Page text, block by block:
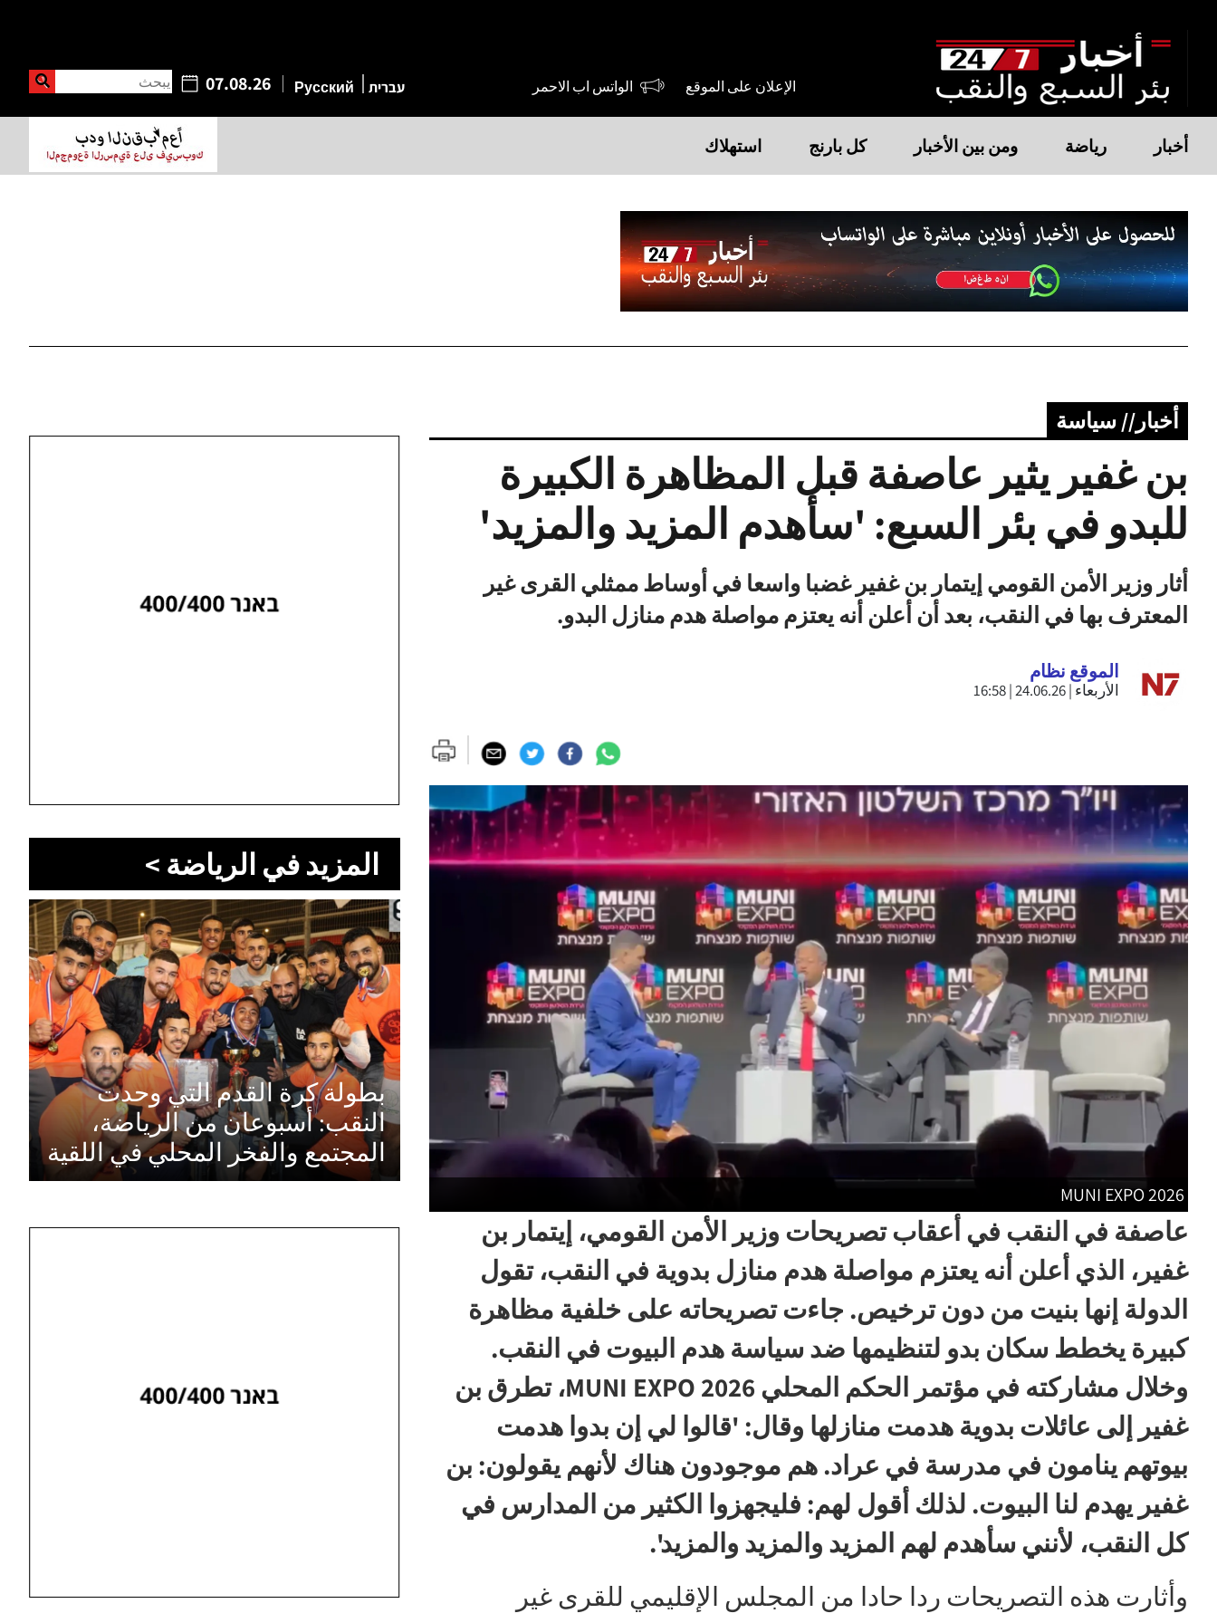
الإعلان على الموقع الواتس اب الاحمر 07.08.26 يبحث עברית Русский
أخبار رياضة ومن بين الأخبار كل بارنج استهلاك
أخبار// سياسة
بن غفير يثير عاصفة قبل المظاهرة الكبيرة
للبدو في بئر السبع: 'سأهدم المزيد والمزيد'
أثار وزير الأمن القومي إيتمار بن غفير غضبا واسعا في أوساط ممثلي القرى غير
المعترف بها في النقب، بعد أن أعلن أنه يعتزم مواصلة هدم منازل البدو.
الموقع نظام
الأربعاء | 24.06.26 | 16:58
MUNI EXPO 2026
عاصفة في النقب في أعقاب تصريحات وزير الأمن القومي، إيتمار بن
غفير، الذي أعلن أنه يعتزم مواصلة هدم منازل بدوية في النقب، تقول
الدولة إنها بنيت من دون ترخيص. جاءت تصريحاته على خلفية مظاهرة
كبيرة يخطط سكان بدو لتنظيمها ضد سياسة هدم البيوت في النقب.
وخلال مشاركته في مؤتمر الحكم المحلي MUNI EXPO 2026، تطرق بن
غفير إلى عائلات بدوية هدمت منازلها وقال: 'قالوا لي إن بدوا هدمت
بيوتهم ينامون في مدرسة في عراد. هم موجودون هناك لأنهم يقولون: بن
غفير يهدم لنا البيوت. لذلك أقول لهم: فليجهزوا الكثير من المدارس في
كل النقب، لأنني سأهدم لهم المزيد والمزيد والمزيد'.
وأثارت هذه التصريحات ردا حادا من المجلس الإقليمي للقرى غير
المزيد في الرياضة >
بطولة كرة القدم التي وحدت
النقب: أسبوعان من الرياضة،
المجتمع والفخر المحلي في اللقية